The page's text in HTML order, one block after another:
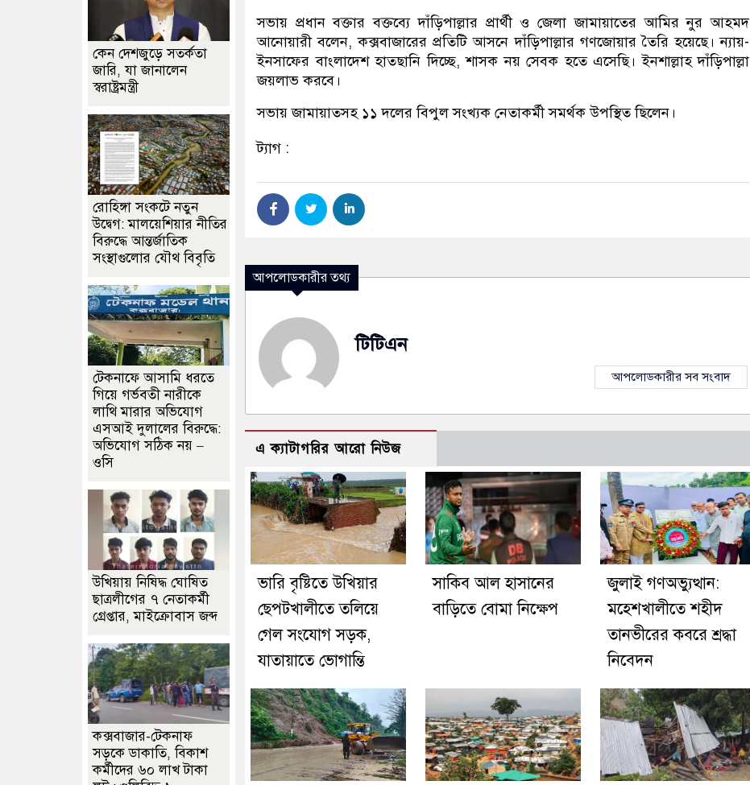
সভায় প্রধান বক্তার বক্তব্যে দাঁড়িপাল্লার প্রার্থী ও জেলা জামায়াতের আমির নুর আহমদ
আনোয়ারী বলেন, কক্সবাজারের প্রতিটি আসনে দাঁড়িপাল্লার গণজোয়ার তৈরি হয়েছে। ন্যায়-
ইনসাফের বাংলাদেশ হাতছানি দিচ্ছে, শাসক নয় সেবক হতে এসেছি। ইনশাল্লাহ দাঁড়িপাল্লা
জয়লাভ করবে।
সভায় জামায়াতসহ ১১ দলের বিপুল সংখ্যক নেতাকর্মী সমর্থক উপস্থিত ছিলেন।
ট্যাগ :
আপলোডকারীর তথ্য
টিটিএন
আপলোডকারীর সব সংবাদ
এ ক্যাটাগরির আরো নিউজ
ভারি বৃষ্টিতে উখিয়ার
ছেপটখালীতে তলিয়ে
গেল সংযোগ সড়ক,
যাতায়াতে ভোগান্তি
সাকিব আল হাসানের
বাড়িতে বোমা নিক্ষেপ
জুলাই গণঅভ্যুত্থান:
মহেশখালীতে শহীদ
তানভীরের কবরে শ্রদ্ধা
নিবেদন
কেন দেশজুড়ে সতর্কতা
জারি, যা জানালেন
স্বরাষ্ট্রমন্ত্রী
রোহিঙ্গা সংকটে নতুন
উদ্বেগ: মালয়েশিয়ার নীতির
বিরুদ্ধে আন্তর্জাতিক
সংস্থাগুলোর যৌথ বিবৃতি
টেকনাফে আসামি ধরতে
গিয়ে গর্ভবতী নারীকে
লাথি মারার অভিযোগ
এসআই দুলালের বিরুদ্ধে:
অভিযোগ সঠিক নয় –
ওসি
উখিয়ায় নিষিদ্ধ ঘোষিত
ছাত্রলীগের ৭ নেতাকর্মী
গ্রেপ্তার, মাইক্রোবাস জব্দ
কক্সবাজার-টেকনাফ
সড়কে ডাকাতি, বিকাশ
কর্মীদের ৬০ লাখ টাকা